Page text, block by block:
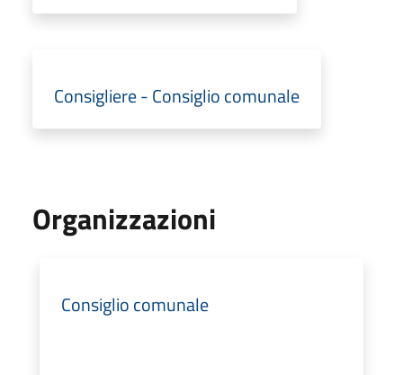
Consigliere - Consiglio comunale
Organizzazioni
Consiglio comunale